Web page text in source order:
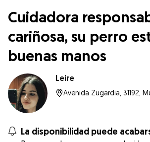
Cuidadora
cariñosa, su perro
buenas manos
Leire
Avenida Zugardia, 31192,
La disponibilidad puede